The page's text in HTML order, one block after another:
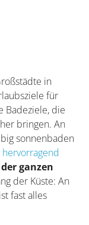
in
für
Badeziele, die
bringen. An
auch
Trip mit